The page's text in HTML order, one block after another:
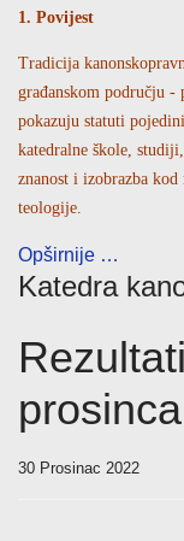
1. Povijest
Tradicija
građanskom području -
pokazuju statuti
katedralne škole,
znanost i izobrazba kod
teologije.
Opširnije …
Katedra
30 Prosinac 2022